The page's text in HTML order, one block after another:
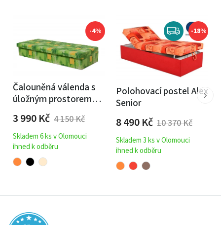
-4%
Čalouněná válenda s
úložným prostorem
Karel - molitanová
3 990Kč 4 150Kč
Skladem 6 ks v Olomouci
ihned k odběru
-18%
Polohovací postel Alex
Senior
8 490Kč 10 370Kč
Skladem 3 ks v Olomouci
ihned k odběru